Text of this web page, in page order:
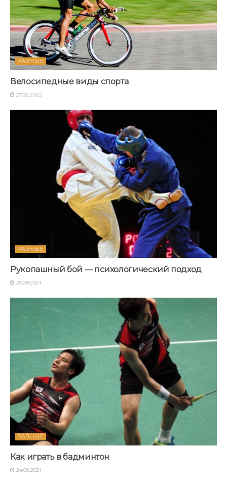
РАЗНЫЕ
Велосипедные виды спорта
27.02.2022
РАЗНЫЕ
Рукопашный бой — психологический подход
25.09.2021
РАЗНЫЕ
Как играть в бадминтон
24.08.2021